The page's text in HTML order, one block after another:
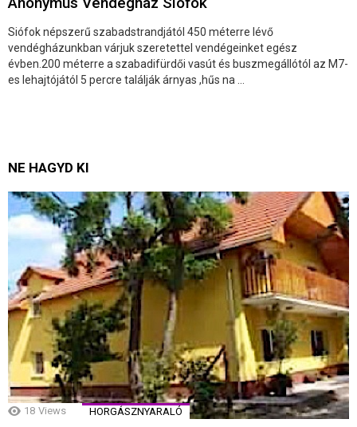
Siófok népszerű szabadstrandjától 450 méterre lévő
vendégházunkban várjuk szeretettel vendégeinket egész
évben.200 méterre a szabadifürdői vasút és buszmegállótól az M7-
es lehajtójától 5 percre találják árnyas ,hűs na ...
NE HAGYD KI
18 Views HORGÁSZNYARALÓ